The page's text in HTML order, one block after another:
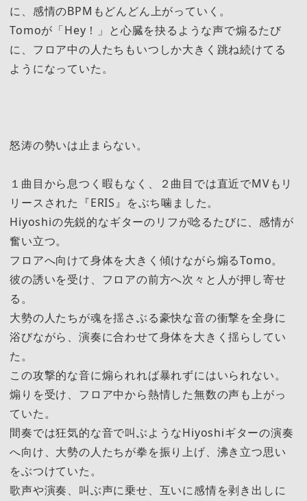
に、感情のBPMもどんどん上がっていく。
Tomoが「Hey！」と心臓を抉るような声で煽るたび
に、フロア中の人たちもいつしか大きく跳ね続けてる
ようになっていた。
怒涛の勢いは止まらない。
１曲目から息つく暇もなく、２曲目では直近でMVもリ
リースされた『ERIS』をぶち噛ました。
Hiyoshiの先鋭的なギターのリフが唸るたびに、感情が
奮い立つ。
フロアへ向けて身体を大きく傾けながら煽るTomo。
彼の誘いを受け、フロアの前方へ次々と人が押し寄せ
る。
大勢の人たちが魂を揺さぶる豪快な音の衝撃を全身に
浴びながら、演奏に合わせて身体を大きく揺らしてい
た。
この攻撃的な音に煽られれば暴れずにはいられない。
煽りを受け、フロア中から熱情した無数の声も上がっ
ていた。
間奏では狂気的な音で叫ぶようなHiyoshiギターの演奏
へ向け、大勢の人たちが拳を振り上げ、沸き立つ思い
をぶつけていた。
歌声や演奏、叫ぶ声に乗せ、互いに感情を剥き出しに